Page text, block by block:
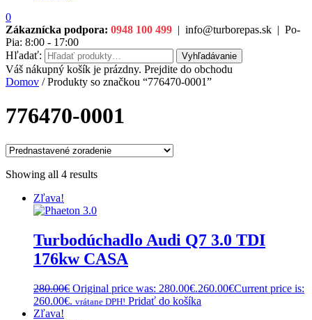
0
Zákaznícka podpora: 0948 100 499 | info@turborepas.sk | Po-
Pia: 8:00 - 17:00
Hľadať:
Vyhľadávanie
Váš nákupný košík je prázdny. Prejdite do obchodu
Domov / Produkty so značkou “776470-0001”
776470-0001
Showing all 4 results
Zľava!
Turbodúchadlo Audi Q7 3.0 TDI
176kw CASA
280.00€ Original price was: 280.00€.260.00€Current price is:
260.00€. vrátane DPH! Pridať do košíka
Zľava!